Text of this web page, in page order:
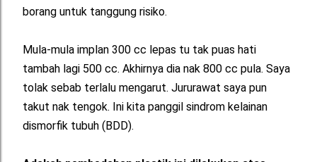
borang untuk tanggung risiko.
Mula-mula implan 300 cc lepas tu tak puas hati
tambah lagi 500 cc. Akhirnya dia nak 800 cc pula. Saya
tolak sebab terlalu mengarut. Jururawat saya pun
takut nak tengok. Ini kita panggil sindrom kelainan
dismorfik tubuh (BDD).